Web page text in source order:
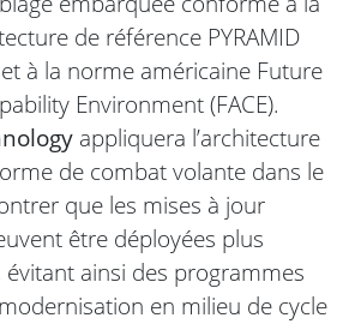
de référence PYRAMID
à la norme américaine Future
Environment (FACE).
appliquera l’architecture
de combat volante dans le
que les mises à jour
être déployées plus
ainsi des programmes
en milieu de cycle